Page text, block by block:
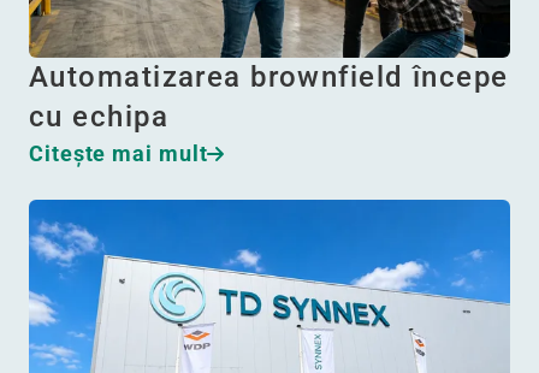
Automatizarea brownfield începe
cu echipa
Citeşte mai mult